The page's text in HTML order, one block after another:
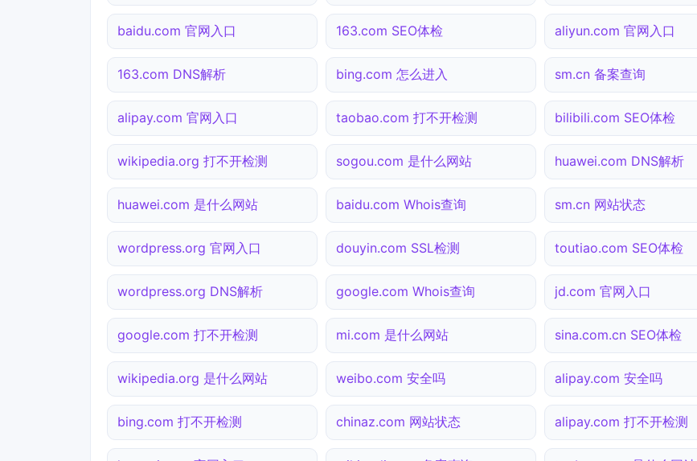
baidu.com 官网入口 163.com SEO体检 aliyun.com 官网入口
163.com DNS解析 bing.com 怎么进入 sm.cn 备案查询
alipay.com 官网入口 taobao.com 打不开检测 bilibili.com SEO体检
wikipedia.org 打不开检测 sogou.com 是什么网站 huawei.com DNS解析
huawei.com 是什么网站 baidu.com Whois查询 sm.cn 网站状态
wordpress.org 官网入口 douyin.com SSL检测 toutiao.com SEO体检
wordpress.org DNS解析 google.com Whois查询 jd.com 官网入口
google.com 打不开检测 mi.com 是什么网站 sina.com.cn SEO体检
wikipedia.org 是什么网站 weibo.com 安全吗 alipay.com 安全吗
bing.com 打不开检测 chinaz.com 网站状态 alipay.com 打不开检测